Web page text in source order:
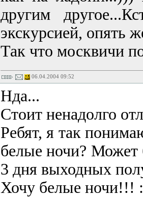
другим
экскурсией, опять
Так что москвичи
06.04.2004 09:52
Нда...
Стоит ненадолго
Ребят, я так
белые ночи? Может
3 дня выходных
Хочу белые ночи!!!